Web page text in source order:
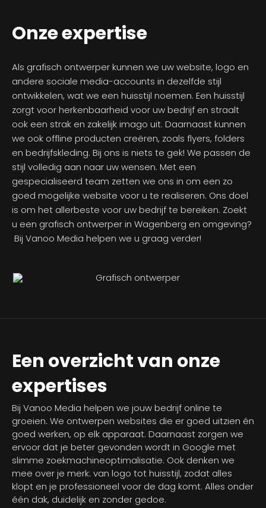
Onze expertise
Als grafisch ontwerper kunnen we uw website, logo en
andere sociale media-accounts in dezelfde stijl
ontwikkelen, wat we een huisstijl noemen. Een huisstijl
zorgt voor herkenbaarheid voor uw bedrijf en straalt
ook een strak en zakelijk imago uit. Daarnaast kunnen
we ook offline producten creëren, zoals flyers, folders
en bedrijfskleding. Bij ons is niets te gek! We passen de
stijl volledig aan naar uw wensen. Met een
gespecialiseerd team zetten we ons in om een zo
goed mogelijke website voor u te realiseren. Ons doel
is om het allerbeste voor uw bedrijf te bereiken. Zoekt
u een grafisch ontwerper in Wagenberg en omgeving?
Bij Vanoo Media helpen we u graag verder!
Een overzicht van onze
expertises
Bij Vanoo Media helpen we jouw bedrijf online te
groeien. We ontwerpen websites die er goed uitzien én
goed werken, op elk apparaat. Daarnaast zorgen we
ervoor dat je beter gevonden wordt in Google met
slimme zoekmachineoptimalisatie. Ook denken we
mee over je merk: van logo tot huisstijl, zodat alles
klopt en je professioneel voor de dag komt. Alles onder
één dak, duidelijk en zonder gedoe.